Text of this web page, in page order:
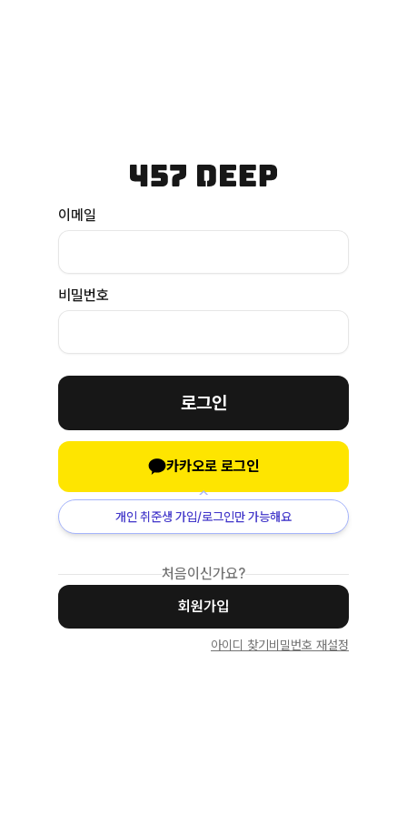
이메일
비밀번호
로그인
카카오로 로그인
개인 취준생 가입/로그인만 가능해요
처음이신가요?
회원가입
아이디 찾기 비밀번호 재설정